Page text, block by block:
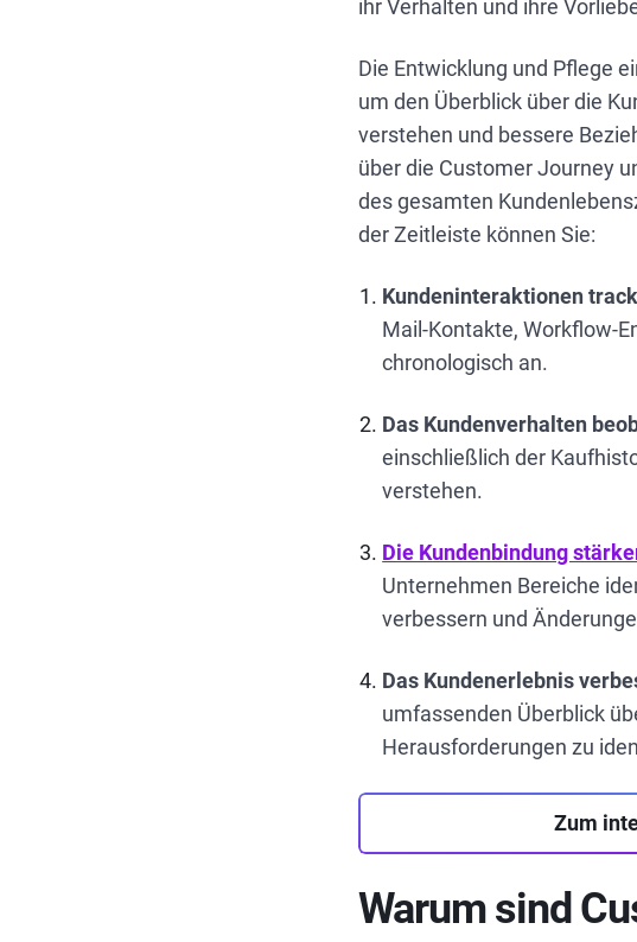
ihr Verhalten und ihre
Die Entwicklung und Pflege
um den Überblick über die
verstehen und bessere
über die Customer Journey
des gesamten
der Zeitleiste können Sie:
Kundeninteraktionen
Mail-Kontakte, Workflow-
chronologisch an.
Das Kundenverhalten
einschließlich der
verstehen.
Die Kundenbindung
Unternehmen Bereiche
verbessern und
Das Kundenerlebnis
umfassenden Überblick
Herausforderungen zu
Zum
Warum sind